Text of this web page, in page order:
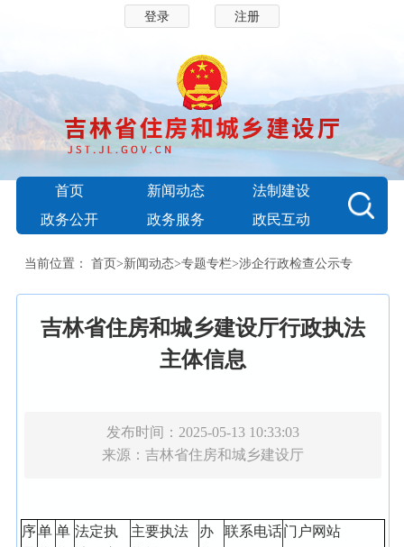
登录 注册
首页 新闻动态
法制建设
政务公开
政务服务 政民互动
当前位置： 首页>新闻动态>专题专栏>涉企行政检查公示专
吉林省住房和城乡建设厅行政执法
主体信息
发布时间：2025-05-13 10:33:03
来源： 吉林省住房和城乡建设厅
序单 单 法定执
主要执法
办
联系电话门户网站